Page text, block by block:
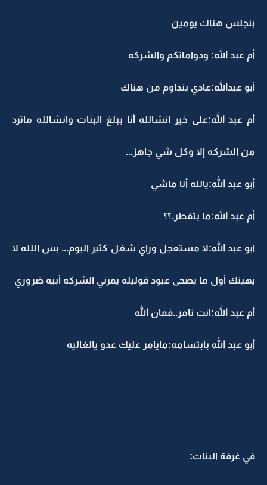
بنجلس هناك يومين
أم عبد الله: ودواماتكم والشركه
أبو عبدالله:عادي بنداوم من هناك
أم عبد الله:على خير انشالله أنا ببلغ البنات وانشالله ماترد
من الشركه إلا وكل شي جاهز...
أبو عبد الله:يالله أنا ماشي
أم عبد الله:ما بتفطر.؟؟
ابو عبد الله:لا مستعجل وراي شغل كثير اليوم... بس اللله لا
يهينك أول ما يصحى عبود قوليله يمرني الشركه أبيه ضروري
أم عبد الله:انت تامر..فمان الله
أبو عبد الله بابتسامه:مايامر عليك عدو يالغاليه
في غرفة البنات: